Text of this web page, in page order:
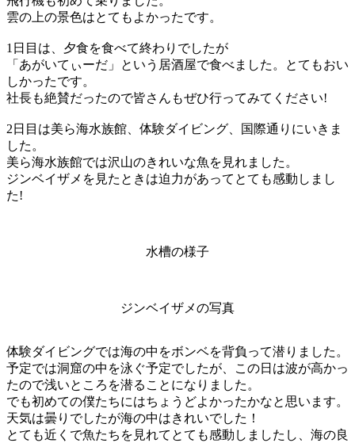
雲の上の景色はとてもよかったです。
1日目は、夕食を食べて終わりでしたが
「あがいてぃーだ」という居酒屋で食べました。とてもおい
しかったです。
社長も絶賛だったので皆さんもぜひ行ってみてください!
2日目は美ら海水族館、体験ダイビング、国際通りにいきま
した。
美ら海水族館では沢山のきれいな魚を見れました。
ジンベイザメを見たときは迫力があってとても感動しまし
た!
水槽の様子
ジンベイザメの写真
体験ダイビングでは海の中をボンベを背負って潜りました。
予定では洞窟の中を泳ぐ予定でしたが、この日は波が高かっ
たので浅いところを潜ることになりました。
でも初めての僕たちにはちょうどよかったかなと思います。
天気は曇りでしたが海の中はきれいでした！
とても近くで魚たちを見れてとても感動しましたし、海の良